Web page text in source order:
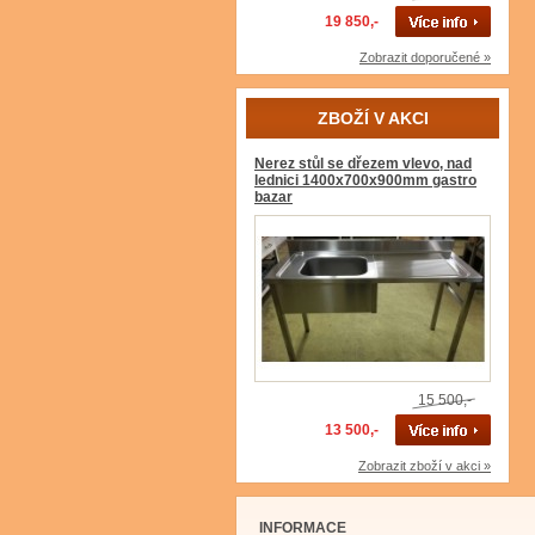
19 850,-
Zobrazit doporučené »
ZBOŽÍ V AKCI
Nerez stůl se dřezem vlevo, nad
lednici 1400x700x900mm gastro
bazar
15 500,-
13 500,-
Zobrazit zboží v akci »
INFORMACE